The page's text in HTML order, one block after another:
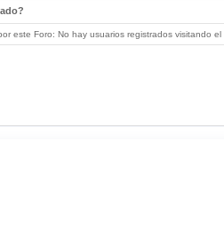
este Foro: No hay usuarios registrados visitando